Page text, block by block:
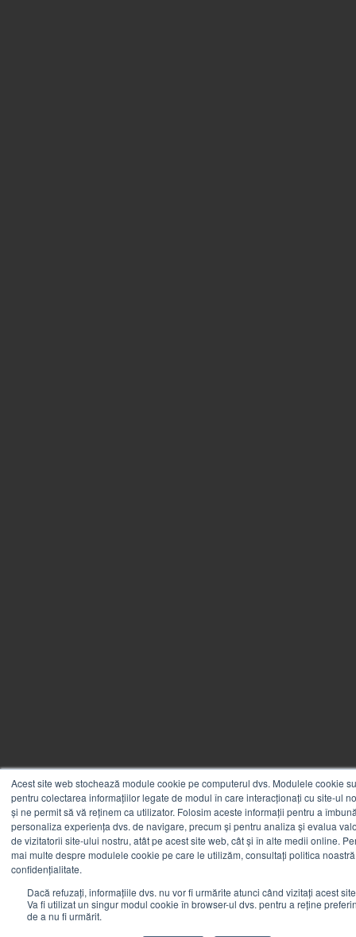
Acest site web stochează module cookie pe computerul dvs. Modulele cookie
pentru colectarea informațiilor legate de modul în care interacționați cu site-ul
și ne permit să vă reținem ca utilizator. Folosim aceste informații pentru a
personaliza experiența dvs. de navigare, precum și pentru analiza și evalua
de vizitatorii site-ului nostru, atât pe acest site web, cât și în alte medii online.
mai multe despre modulele cookie pe care le utilizăm, consultați politica
confidențialitate.
Dacă refuzați, informațiile dvs. nu vor fi urmărite atunci când vizitați acest
Va fi utilizat un singur modul cookie în browser-ul dvs. pentru a reține
de a nu fi urmărit.